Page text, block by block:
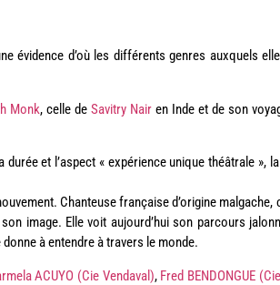
évidence d’où les différents genres auxquels
Monk, celle de Savitry Nair en Inde et de son
et l’aspect « expérience unique théâtrale »,
Chanteuse française d’origine
image. Elle voit aujourd’hui son parcours
à entendre à travers le monde.
ACUYO (Cie Vendaval), Fred BENDONGUE